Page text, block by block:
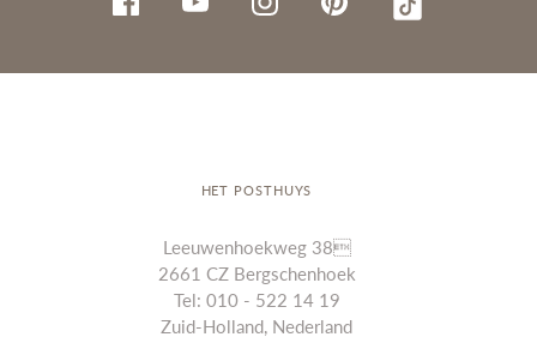
HET POSTHUYS
Leeuwenhoekweg 38
2661 CZ Bergschenhoek
Tel: 010 - 522 14 19
Zuid-Holland, Nederland